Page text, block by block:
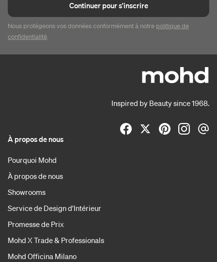
Continuer pour s'inscrire
Nous protégeons vos données conformément à notre politique de
confidentialité.
Inspired by Beauty since 1968.
À propos de nous
Pourquoi Mohd
À propos de nous
Showrooms
Service de Design d'Intérieur
Promesse de Prix
Mohd X Trade & Professionals
Mohd Officina Milano